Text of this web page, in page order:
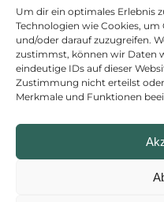
Um dir ein optimales Erlebnis
Technologien wie Cookies,
und/oder darauf zuzugreifen.
zustimmst, können wir Daten
eindeutige IDs auf dieser
Zustimmung nicht erteilst
Merkmale und Funktionen
FREITAG